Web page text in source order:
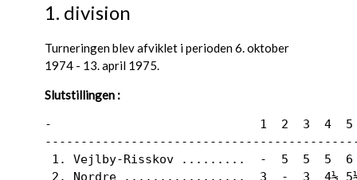
1. division
Turneringen blev afviklet i perioden 6. oktober
1974 - 13. april 1975.
Slutstillingen :
-                             1  2  3  4  5
1. Vejlby-Risskov .........  -  5  5  5  6  6
2. Nordre .................  3  -  3  4½ 5½